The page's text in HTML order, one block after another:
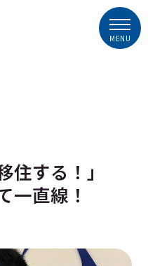
住する！」
一直線！